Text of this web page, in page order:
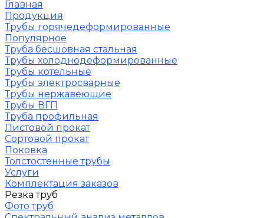
Главная
Продукция
Трубы горячедеформированные
Популярное
Труба бесшовная стальная
Трубы холоднодеформированные
Трубы котельные
Трубы электросварные
Трубы нержавеющие
Трубы ВГП
Труба профильная
Листовой прокат
Сортовой прокат
Поковка
Толстостенные трубы
Услуги
Комплектация заказов
Резка труб
Фото труб